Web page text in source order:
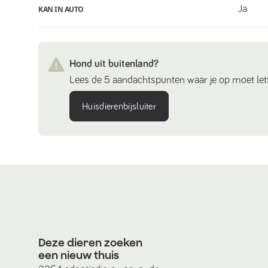
KAN IN AUTO Ja
Hond uit buitenland?
Lees de 5 aandachtspunten waar je op moet
Huisdierenbijsluiter
Deze dieren zoeken
een nieuw thuis